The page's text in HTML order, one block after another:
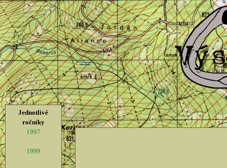
Jednotlivé
ročníky
1997
1999